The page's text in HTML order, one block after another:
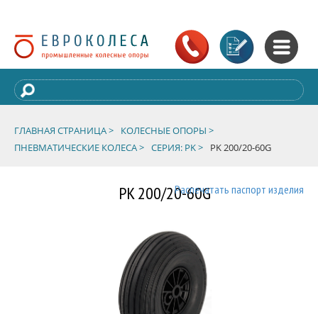
ГЛАВНАЯ СТРАНИЦА >
КОЛЕСНЫЕ ОПОРЫ >
ПНЕВМАТИЧЕСКИЕ КОЛЕСА > СЕРИЯ: PK > PK 200/20-60G
PK 200/20-60GРаспечатать паспорт изделия